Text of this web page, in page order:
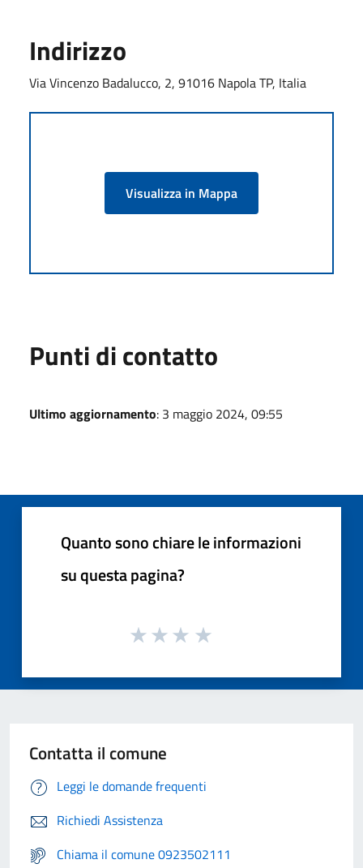
Indirizzo
Via Vincenzo Badalucco, 2, 91016 Napola TP, Italia
Visualizza in Mappa
Punti di contatto
Ultimo aggiornamento: 3 maggio 2024, 09:55
Quanto sono chiare le informazioni
su questa pagina?
Contatta il comune
Leggi le domande frequenti
Richiedi Assistenza
Chiama il comune 0923502111